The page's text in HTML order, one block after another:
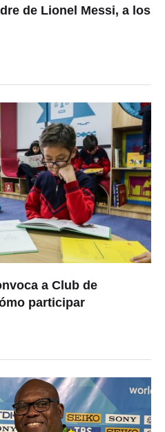
de Lionel Messi, a los
a Club de
participar